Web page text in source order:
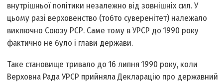
внутрішньої політики незалежно від зовнішніх сил. У
цьому разі верховенство (тобто суверенітет) належало
виключно Союзу РСР. Саме тому в УРСР до 1990 року
фактично не було і глави держави.
Таке становище тривало до 16 липня 1990 року, коли
Верховна Рада УРСР прийняла Декларацію про державний